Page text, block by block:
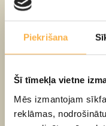
Piekrišana
Šī tīmekļa vietne
Mēs izmantojam
reklāmas,
Māra Aniņa, vokālā
Lomās:Anna
Andruss
Ernits –